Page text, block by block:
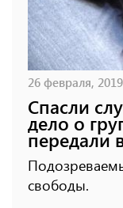
26 февраля,
Спасли
дело о
передали
свободы.